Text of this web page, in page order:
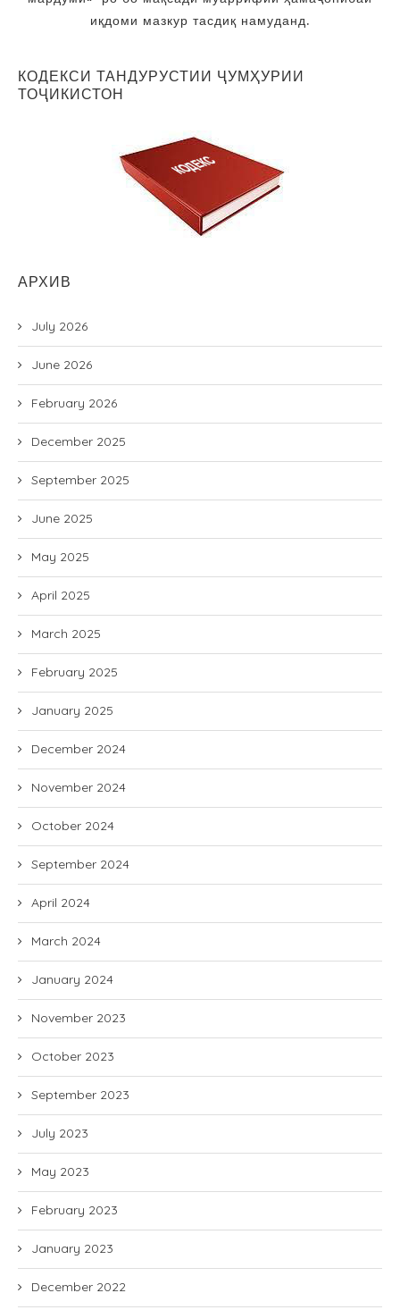
иқдоми мазкур тасдиқ намуданд.
КОДЕКСИ ТАНДУРУСТИИ ҶУМҲУРИИ
ТОҶИКИСТОН
АРХИВ
July 2026
June 2026
February 2026
December 2025
September 2025
June 2025
May 2025
April 2025
March 2025
February 2025
January 2025
December 2024
November 2024
October 2024
September 2024
April 2024
March 2024
January 2024
November 2023
October 2023
September 2023
July 2023
May 2023
February 2023
January 2023
December 2022